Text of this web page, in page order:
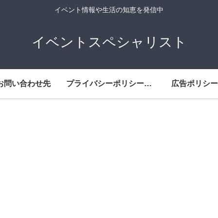
イベント情報や生活の知恵を発信中
イベントスペシャリスト
問い合わせ先 プライバシーポリシー・免責事項 広告ポリシー